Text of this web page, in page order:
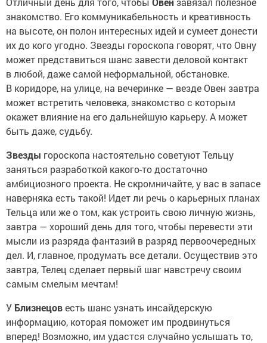
знакомство. Его коммуникабельность и креативность
на высоте, он полон интересных идей и сумеет донести
их до кого угодно. Звезды гороскопа говорят, что Овну
может представиться шанс завести деловой контакт
в любой, даже самой неформальной, обстановке.
В коридоре, на улице, на вечеринке — везде Овен завтра
может встретить человека, знакомство с которым
окажет влияние на его дальнейшую карьеру. А может
быть даже, судьбу.
Звезды гороскопа настоятельно советуют Тельцу
заняться разработкой какого-то достаточно
амбициозного проекта. Не скромничайте, у вас в запасе
наверняка есть такой! Идет ли речь о карьерных планах
Тельца или же о том, как устроить свою личную жизнь,
завтра — хороший день для того, чтобы перевести эти
мысли из разряда фантазий в разряд первоочередных
дел. И, главное, продумать все детали. Осуществив это
завтра, Телец сделает первый шаг навстречу своим
самым смелым мечтам!
У Близнецовесть шанс узнать инсайдерскую
информацию, которая поможет им продвинуться
вперед! Возможно, им удастся случайно услышать то,